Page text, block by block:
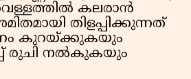
കലരാൻ
തിളപ്പിക്കുന്നത്
കുറയ്ക്കുകയും
രുചി നൽകുകയും